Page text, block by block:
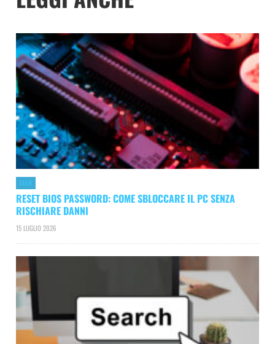
GEEK
RESET BIOS PASSWORD: COME SBLOCCARE IL PC SENZA
RISCHIARE DANNI
15 LUGLIO 2026